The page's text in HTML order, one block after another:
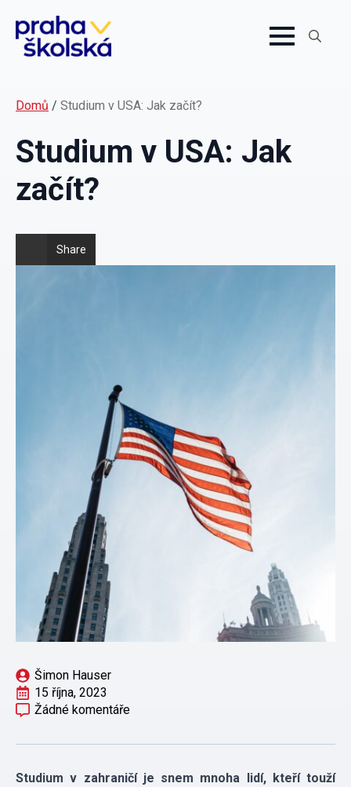
Domů / Studium v USA: Jak začít?
Studium v USA: Jak
začít?
Share
Šimon Hauser
15 října, 2023
Žádné komentáře
Studium v zahraničí je snem mnoha lidí, kteří touží